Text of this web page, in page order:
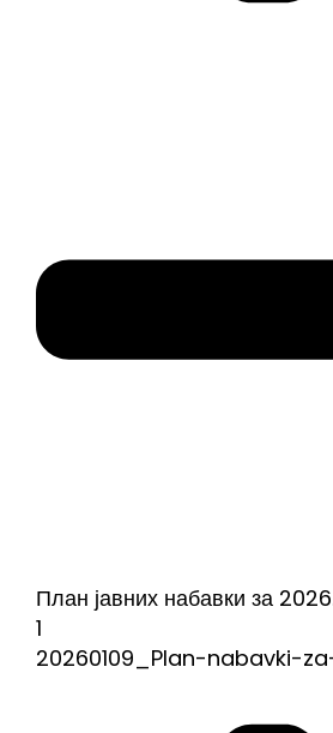
План јавних набавки за
1
20260109_Plan-nabavki-